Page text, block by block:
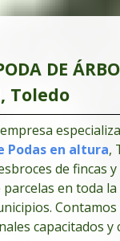
DE
Toledo
Podas en altura,
de fincas y
parcelas en toda
capacitados y